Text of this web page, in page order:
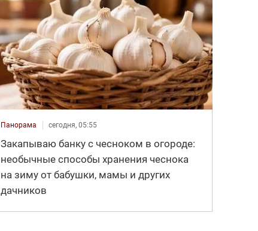
Панорама сегодня, 05:55
Закапываю банку с чесноком в огороде:
необычные способы хранения чеснока
на зиму от бабушки, мамы и других
дачников